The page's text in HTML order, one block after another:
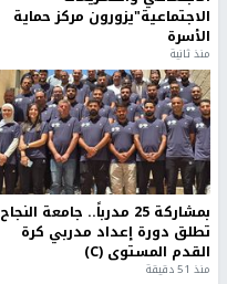
الاجتماعية"يزورون مركز حماية
الأسرة
منذ ثانية
بمشاركة 25 مدرباً.. جامعة النجاح
تطلق دورة إعداد مدربي كرة
القدم المستوى (C)
منذ 51 دقيقة